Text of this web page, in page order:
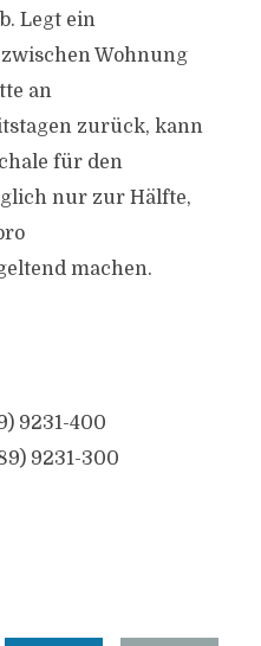
Legt ein
Wohnung
an
zurück, kann
für den
nur zur Hälfte,
machen.
9231-400
9231-300